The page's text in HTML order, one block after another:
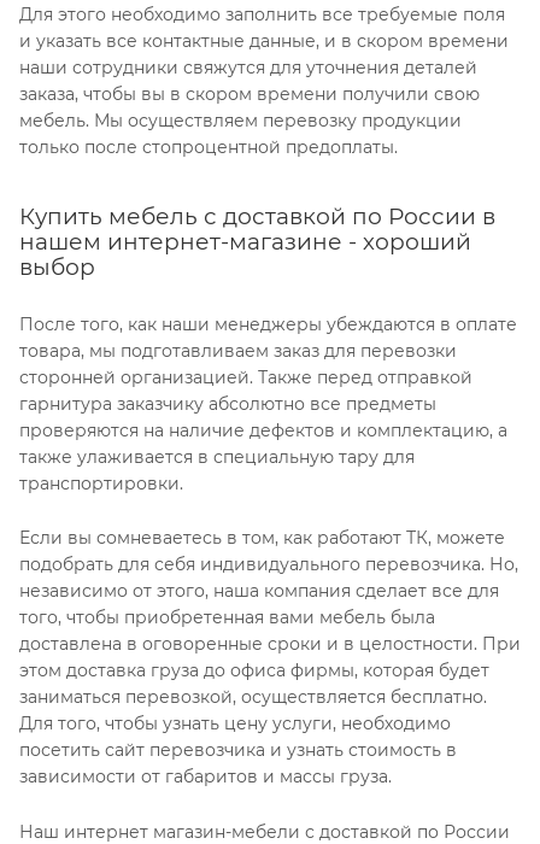
Для этого необходимо заполнить все требуемые поля
и указать все контактные данные, и в скором времени
наши сотрудники свяжутся для уточнения деталей
заказа, чтобы вы в скором времени получили свою
мебель. Мы осуществляем перевозку продукции
только после стопроцентной предоплаты.
Купить мебель с доставкой по России в
нашем интернет-магазине - хороший
выбор
После того, как наши менеджеры убеждаются в оплате
товара, мы подготавливаем заказ для перевозки
сторонней организацией. Также перед отправкой
гарнитура заказчику абсолютно все предметы
проверяются на наличие дефектов и комплектацию, а
также улаживается в специальную тару для
транспортировки.
Если вы сомневаетесь в том, как работают ТК, можете
подобрать для себя индивидуального перевозчика. Но,
независимо от этого, наша компания сделает все для
того, чтобы приобретенная вами мебель была
доставлена в оговоренные сроки и в целостности. При
этом доставка груза до офиса фирмы, которая будет
заниматься перевозкой, осуществляется бесплатно.
Для того, чтобы узнать цену услуги, необходимо
посетить сайт перевозчика и узнать стоимость в
зависимости от габаритов и массы груза.
Наш интернет магазин-мебели с доставкой по России